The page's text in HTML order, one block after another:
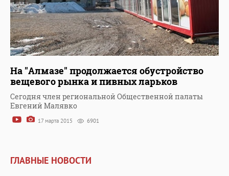
На "Алмазе" продолжается обустройство
вещевого рынка и пивных ларьков
Сегодня член региональной Общественной палаты
Евгений Малявко
17 марта 2015 6901
ГЛАВНЫЕ НОВОСТИ